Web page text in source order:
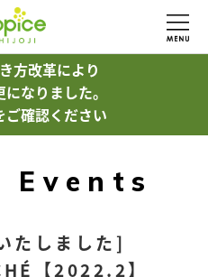
方改革により
なりました。
ご確認ください
Events
たしました]
【2022.2】